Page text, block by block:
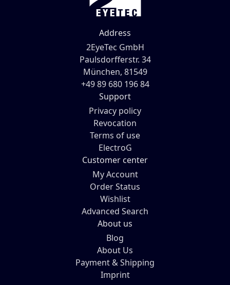
Address
2EyeTec GmbH
Paulsdorfferstr. 34
München, 81549
+49 89 680 196 84
Support
Privacy policy
Revocation
Terms of use
ElectroG
Customer center
My Account
Order Status
Wishlist
Advanced Search
About us
Blog
About Us
Payment & Shipping
Imprint